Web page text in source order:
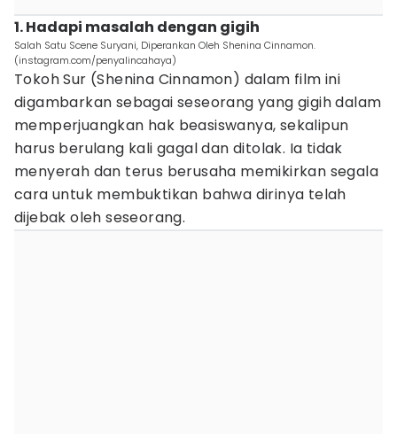
1. Hadapi masalah dengan gigih
Salah Satu Scene Suryani, Diperankan Oleh Shenina Cinnamon.
(instagram.com/penyalincahaya)
Tokoh Sur (Shenina Cinnamon) dalam film ini
digambarkan sebagai seseorang yang gigih dalam
memperjuangkan hak beasiswanya, sekalipun
harus berulang kali gagal dan ditolak. Ia tidak
menyerah dan terus berusaha memikirkan segala
cara untuk membuktikan bahwa dirinya telah
dijebak oleh seseorang.